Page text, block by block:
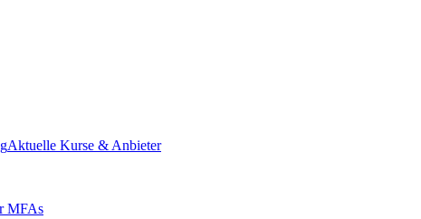
Aktuelle Kurse & Anbieter
MFAs